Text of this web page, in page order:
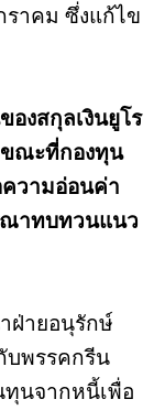
ราคม ซึ่งแก้ไข
งสกุลเงินยูโร
ขณะที่กองทุน
วามอ่อนค่า
ณาทบทวนแนว
ฝ่ายอนุรักษ์
บพรรคกรีน
ทุนจากหนี้เพื่อ